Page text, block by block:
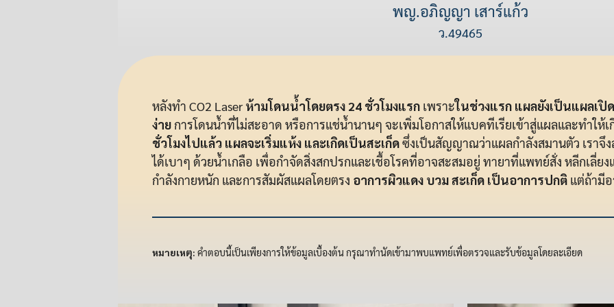
พญ.อภิญญา เสาร์แก้ว
ว.49465
หลังทำ CO2 Laserห้ามโดนน้ำโดยตรง 24 ชั่วโมงแรก เพราะในช่วงแรก แผลยังเป็นแผลเปิ
ง่ายการโดนน้ำที่ไม่สะอาด หรือการแช่น้ำนานๆ จะเพิ่มโอกาสให้แบคทีเรียเข้าสู่แผลและทำให้
ชั่วโมงไปแล้ว แผลจะเริ่มแห้ง และเกิดเป็นสะเก็ดซึ่งเป็นสัญญาณว่าแผลกำลังสมานตัว เราจึ
ได้เบาๆ ด้วยน้ำเกลือ เพื่อกำจัดสิ่งสกปรกและเชื้อโรคที่อาจสะสมอยู่ ทายาที่แพทย์สั่ง หลีกเลี่ยง
กำลังกายหนัก และการสัมผัสแผลโดยตรง อาการผิวแดง บวม สะเก็ด เป็นอาการปกติ แต่ถ้ามี
หมายเหตุ: คำตอบนี้เป็นเพียงการให้ข้อมูลเบื้องต้น กรุณาทำนัดเข้ามาพบแพทย์เพื่อตรวจและรับข้อมูลโดยละเอียด